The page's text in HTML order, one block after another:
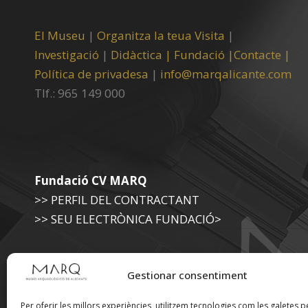
Gestionar consentiment
Per oferir les millors experiències, utilitzem tecnologies com les galetes
El Museu | Organitza la teua Visita |
Investigació | Didàctica | Fundació |Contacte |
Política de privadesa | info@marqalicante.com
Tlf.: 965 149 000
Fundació CV MARQ
>> PERFIL DEL CONTRACTANT
>> SEU ELECTRÒNICA FUNDACIÓ>
>> SEU ELECTRÒNICA DIPUTACIÓ